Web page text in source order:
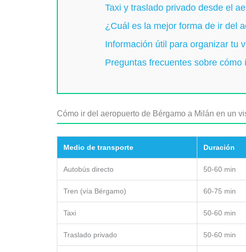
Taxi y traslado privado desde el
¿Cuál es la mejor forma de ir del
Información útil para organizar tu
Preguntas frecuentes sobre
Cómo ir del aeropuerto de Bérgamo a Milán en un
Medio de transporte Duración
Autobús directo 50-60 min
Tren (vía Bérgamo) 60-75 min
Taxi 50-60 min
Traslado privado 50-60 min